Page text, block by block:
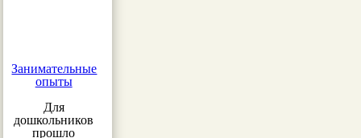
Занимательные
опыты
Для
дошкольников
прошло